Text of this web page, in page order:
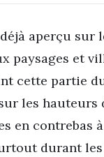
aperçu sur
paysages et
cette partie
les
en contrebas
durant les